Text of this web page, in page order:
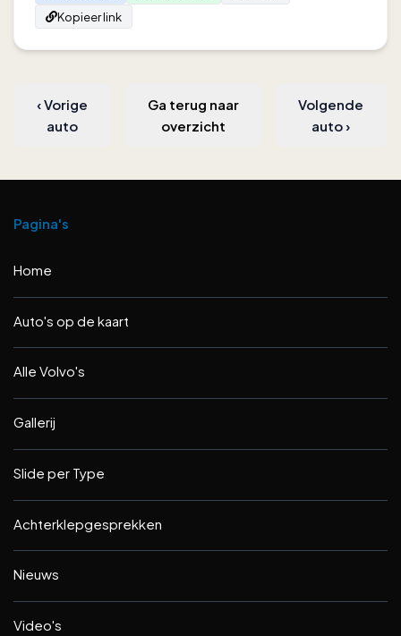
Kopieer link
‹Vorige
auto
Ga terug naar
overzicht
Volgende
auto›
Pagina's
Home
Auto's op de kaart
Alle Volvo's
Gallerij
Slide per Type
Achterklepgesprekken
Nieuws
Video's